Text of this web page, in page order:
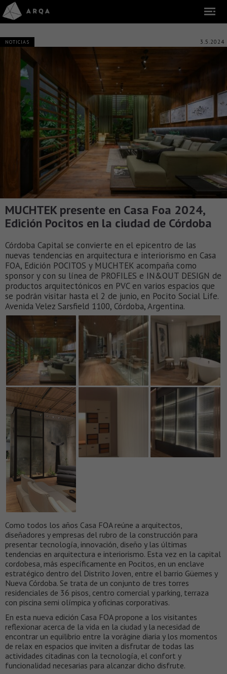
NOTICIAS 3.5.2024
MUCHTEK presente en Casa Foa 2024,
Edición Pocitos en la ciudad de Córdoba
Córdoba Capital se convierte en el epicentro de las
nuevas tendencias en arquitectura e interiorismo en Casa
FOA, Edición POCITOS y MUCHTEK acompaña como
sponsor y con su línea de PROFILES e IN&OUT DESIGN de
productos arquitectónicos en PVC en varios espacios que
se podrán visitar hasta el 2 de junio, en Pocito Social Life.
Avenida Velez Sarsfield 1100, Córdoba, Argentina.
Como todos los años Casa FOA reúne a arquitectos,
diseñadores y empresas del rubro de la construcción para
presentar tecnología, innovación, diseño y las últimas
tendencias en arquitectura e interiorismo. Esta vez en la capital
cordobesa, más específicamente en Pocitos, en un enclave
estratégico dentro del Distrito Joven, entre el barrio Güemes y
Nueva Córdoba. Se trata de un conjunto de tres torres
residenciales de 36 pisos, centro comercial y parking, terraza
con piscina semi olímpica y oficinas corporativas.
En esta nueva edición Casa FOA propone a los visitantes
reflexionar acerca de la vida en la ciudad y la necesidad de
encontrar un equilibrio entre la vorágine diaria y los momentos
de relax en espacios que inviten a disfrutar de todas las
actividades citadinas con la tecnología, el confort y
funcionalidad necesarias para alcanzar dicho disfrute.